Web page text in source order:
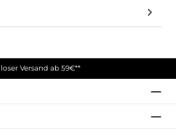
Versand ab 59€**